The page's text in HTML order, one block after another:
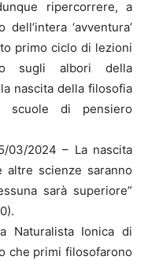
ripercorrere, a
‘avventura’
primo ciclo di lezioni
sugli albori della
nascita della filosofia
scuole di pensiero
03/2024 – La nascita
altre scienze saranno
sarà superiore”
Naturalista Ionica di
che primi filosofarono